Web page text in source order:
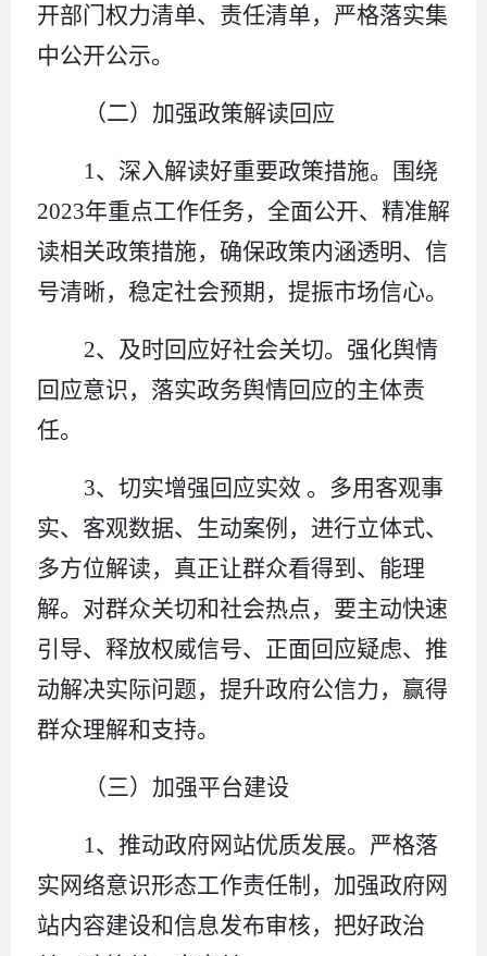
开部门权力清单、责任清单，严格落实集
中公开公示。
（二）加强政策解读回应
1 、 深入解读好重要政策措施。围绕
2023年重点工作任务，全面公开、精准解
读相关政策措施，确保政策内涵透明、信
号清晰，稳定社会预期，提振市场信心。
2、 及时回应好社会关切。强化舆情
回应意识，落实政务舆情回应的主体责
任。
3、切实增强回应实效 。多用客观事
实、客观数据、生动案例，进行立体式、
多方位解读，真正让群众看得到、能理
解。对群众关切和社会热点，要主动快速
引导、释放权威信号、正面回应疑虑、推
动解决实际问题，提升政府公信力，赢得
群众理解和支持。
（三）加强平台建设
1 、推动政府网站优质发展。严格落
实网络意识形态工作责任制，加强政府网
站内容建设和信息发布审核，把好政治